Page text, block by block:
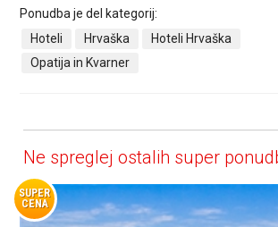
Ponudba je del kategorij:
Hoteli
Hrvaška
Hoteli Hrvaška
Opatija in Kvarner
Ne spreglej ostalih super
SUPER
CENA